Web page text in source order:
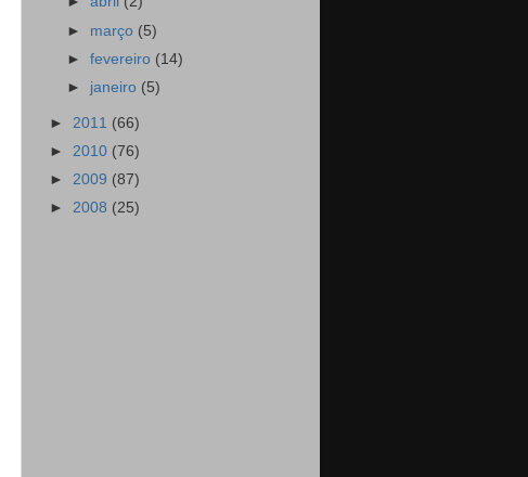
► março (5)
►fevereiro (14)
► janeiro (5)
► 2011 (66)
► 2010 (76)
► 2009 (87)
► 2008 (25)